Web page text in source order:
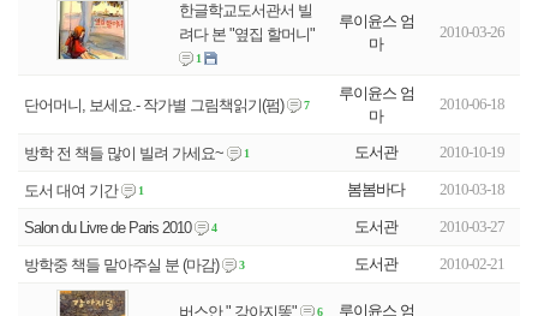
한글학교도서관서 빌
려다 본 "옆집 할머니"
1
루이윤스 엄
마
2010-03-26
단어머니, 보세요.- 작가별 그림책읽기(펌) 7
루이윤스 엄
마
2010-06-18
방학 전 책들 많이 빌려 가세요~ 1 도서관 2010-10-19
도서 대여 기간 1 봄봄바다 2010-03-18
Salon du Livre de Paris 2010 4 도서관 2010-03-27
방학중 책들 맡아주실 분 (마감) 3 도서관 2010-02-21
버스안 " 강아지똥" 6 루이윤스 엄